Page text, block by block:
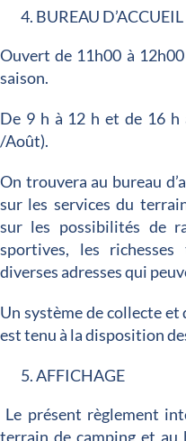
BUREAU D’ACCUEIL
Ouvert de 11h00 à
saison.
De 9 h à 12 h et de 16 h
/Août).
On trouvera au bureau
sur les services du
sur les possibilités de
sportives, les
diverses adresses qui
Un système de collecte
est tenu à la disposition
AFFICHAGE
Le présent règlement
terrain de camping et au